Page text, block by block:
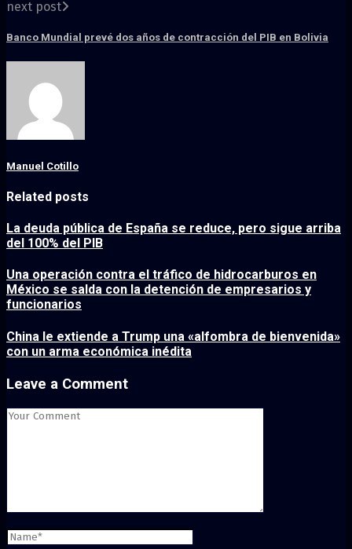
next post
Banco Mundial prevé dos años de contracción del PIB en Bolivia
Manuel Cotillo
Related posts
La deuda pública de España se reduce, pero sigue arriba
del 100% del PIB
Una operación contra el tráfico de hidrocarburos en
México se salda con la detención de empresarios y
funcionarios
China le extiende a Trump una «alfombra de bienvenida»
con un arma económica inédita
Leave a Comment